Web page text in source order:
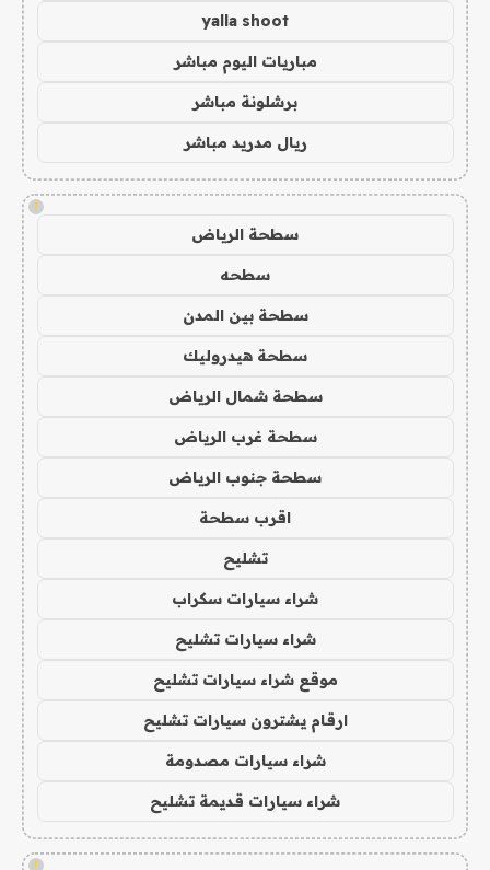
yalla shoot
مباريات اليوم مباشر
برشلونة مباشر
ريال مدريد مباشر
!
سطحة الرياض
سطحه
سطحة بين المدن
سطحة هيدروليك
سطحة شمال الرياض
سطحة غرب الرياض
سطحة جنوب الرياض
اقرب سطحة
تشليح
شراء سيارات سكراب
شراء سيارات تشليح
موقع شراء سيارات تشليح
ارقام يشترون سيارات تشليح
شراء سيارات مصدومة
شراء سيارات قديمة تشليح
!